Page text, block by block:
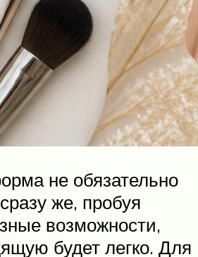
не обязательно
же, пробуя
возможности,
будет легко. Для